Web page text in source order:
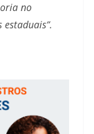
no